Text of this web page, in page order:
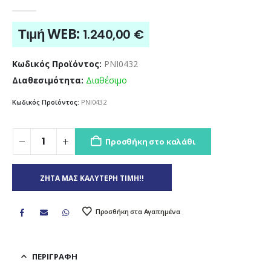
Τιμή WEB: 1.240,00 €
Κωδικός Προϊόντος: PNI0432
Διαθεσιμότητα: Διαθέσιμο
Κωδικός Προϊόντος: PNI0432
Προσθήκη στο καλάθι
ΖΗΤΑ ΜΑΣ ΚΑΛΥΤΕΡΗ ΤΙΜΗ!!
Προσθήκη στα Αγαπημένα
ΠΕΡΙΓΡΑΦΉ